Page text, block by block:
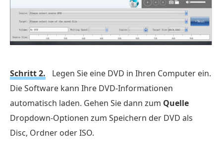
Schritt 2.
Legen Sie eine DVD in Ihren Computer ein.
Die Software kann Ihre DVD-Informationen
automatisch laden. Gehen Sie dann zum Quelle
Dropdown-Optionen zum Speichern der DVD als
Disc, Ordner oder ISO.